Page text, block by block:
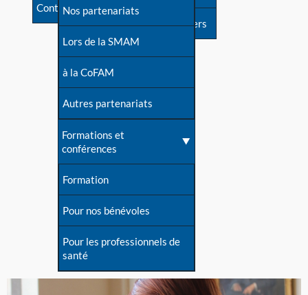
Contact
S'inscrire à nos newsletters
Nos partenariats
Lors de la SMAM
à la CoFAM
Autres partenariats
Formations et
conférences
Formation
Pour nos bénévoles
Pour les professionnels de
santé